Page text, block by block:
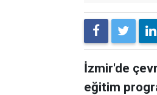
İzmir'de
eğitim